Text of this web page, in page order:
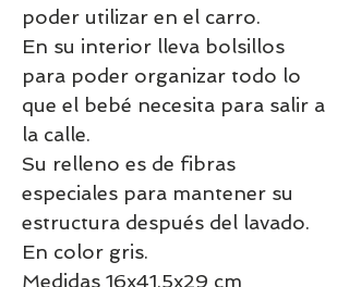
poder utilizar en el carro.
En su interior lleva bolsillos
para poder organizar todo lo
que el bebé necesita para salir a
la calle.
Su relleno es de fibras
especiales para mantener su
estructura después del lavado.
En color gris.
Medidas 16x41.5x29 cm